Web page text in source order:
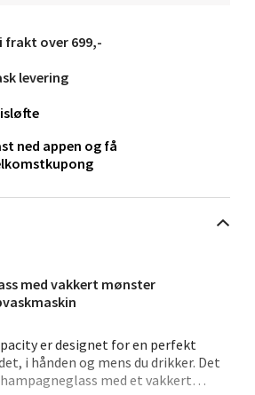
med vakkert mønster
er designet for en perfekt
i hånden og mens du drikker. Det
med et vakkert
frakt over 699,-
levering
ned appen og få
Senter Malmporten
Narvik
Senter